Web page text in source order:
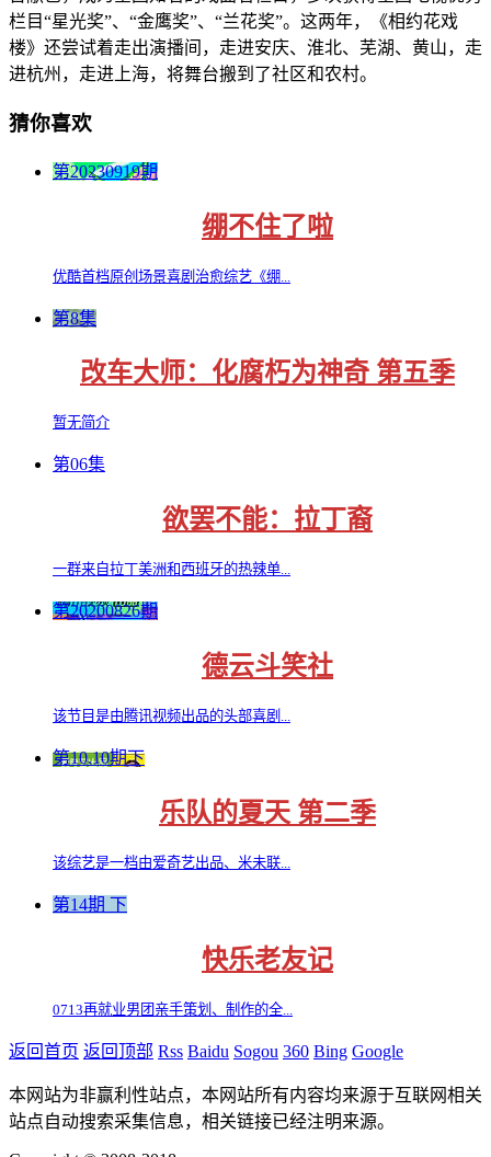
栏目“星光奖”、“金鹰奖”、“兰花奖”。这两年，《相约花戏
楼》还尝试着走出演播间，走进安庆、淮北、芜湖、黄山，走
进杭州，走进上海，将舞台搬到了社区和农村。
猜你喜欢
第20230919期
绷不住了啦
优酷首档原创场景喜剧治愈综艺《绷...
第8集
改车大师：化腐朽为神奇 第五季
暂无简介
第06集
欲罢不能：拉丁裔
一群来自拉丁美洲和西班牙的热辣单...
第20200826期
德云斗笑社
该节目是由腾讯视频出品的头部喜剧...
第10.10期下
乐队的夏天 第二季
该综艺是一档由爱奇艺出品、米未联...
第14期 下
快乐老友记
0713再就业男团亲手策划、制作的全...
返回首页 返回顶部 Rss Baidu Sogou 360 Bing Google
本网站为非赢利性站点，本网站所有内容均来源于互联网相关
站点自动搜索采集信息，相关链接已经注明来源。